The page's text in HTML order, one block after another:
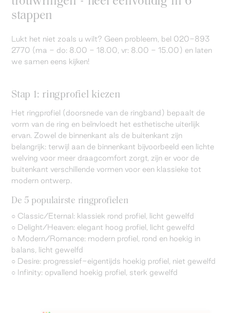
stappen
Lukt het niet zoals u wilt? Geen probleem, bel 020-893
2770 (ma - do: 8.00 - 18.00, vr: 8.00 - 15.00) en laten
we samen eens kijken!
Stap 1: ringprofiel kiezen
Het ringprofiel (doorsnede van de ringband) bepaalt de
vorm van de ring en beïnvloedt het esthetische uiterlijk
ervan. Zowel de binnenkant als de buitenkant zijn
belangrijk: terwijl aan de binnenkant bijvoorbeeld een lichte
welving voor meer draagcomfort zorgt, zijn er voor de
buitenkant verschillende vormen voor een klassieke tot
modern ontwerp.
De 5 populairste ringprofielen
○ Classic/Eternal: klassiek rond profiel, licht gewelfd
○ Delight/Heaven: elegant hoog profiel, licht gewelfd
○ Modern/Romance: modern profiel, rond en hoekig in
balans, licht gewelfd
○ Desire: progressief-eigentijds hoekig profiel, niet gewelfd
○ Infinity: opvallend hoekig profiel, sterk gewelfd